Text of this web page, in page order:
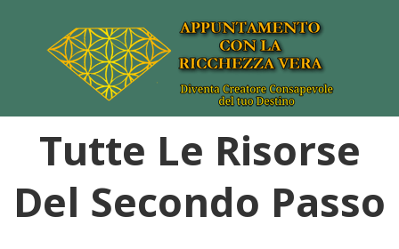
Tutte Le Risorse
Del Secondo Passo